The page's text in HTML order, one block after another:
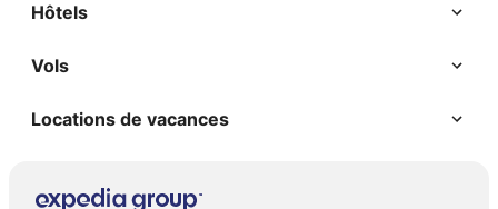
Hôtels
Vols
Locations de vacances